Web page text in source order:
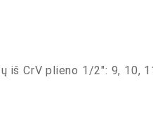
iš CrV plieno 1/2″: 9, 10,